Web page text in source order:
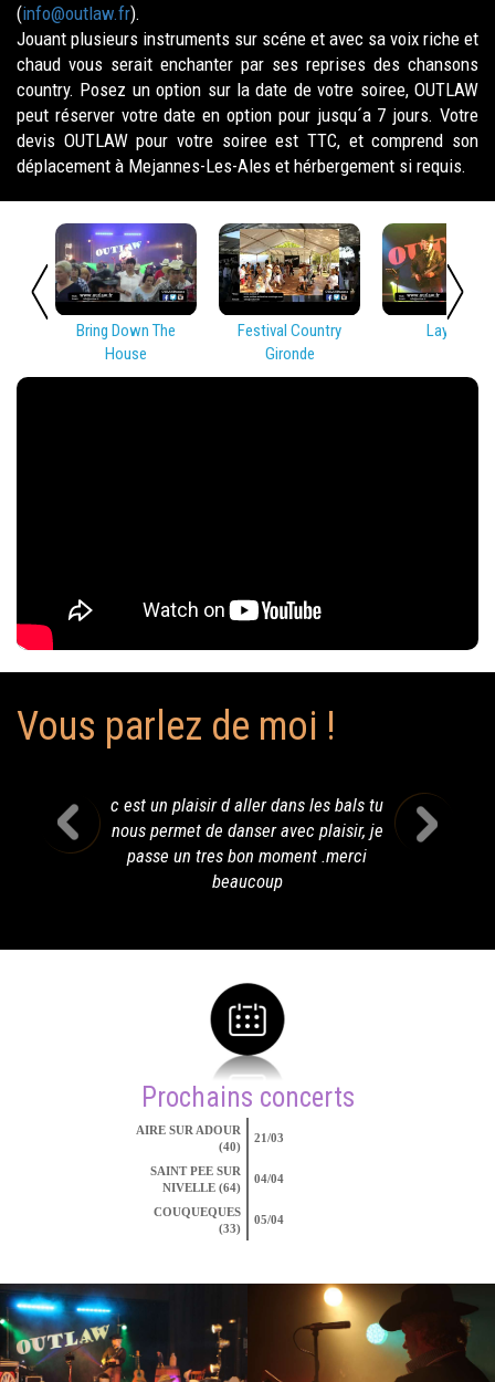
(info@outlaw.fr).
Jouant plusieurs instruments sur scéne et avec sa voix riche et
chaud vous serait enchanter par ses reprises des chansons
country. Posez un option sur la date de votre soiree, OUTLAW
peut réserver votre date en option pour jusqu´a 7 jours. Votre
devis OUTLAW pour votre soiree est TTC, et comprend son
déplacement à Mejannes-Les-Ales et hérbergement si requis.
Bring Down The
House
Festival Country
Gironde
Lay Low
Vous parlez de moi !
c est un plaisir d aller dans les bals tu
nous permet de danser avec plaisir, je
passe un tres bon moment .merci
beaucoup
Prochains concerts
AIRE SUR ADOUR
(40)
21/03
SAINT PEE SUR
NIVELLE (64)
04/04
COUQUEQUES
(33)
05/04